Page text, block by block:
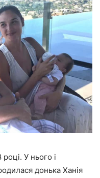
У нього і
донька Ханія